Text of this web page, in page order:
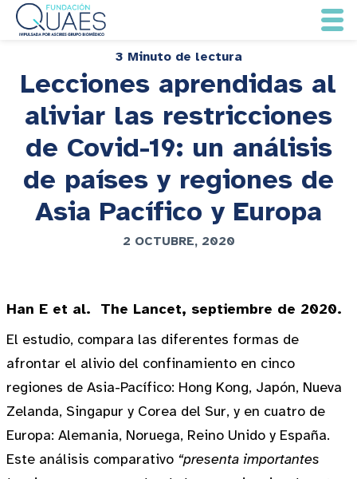
3 Minuto de lectura
Lecciones aprendidas al
aliviar las restricciones
de Covid-19: un análisis
de países y regiones de
Asia Pacífico y Europa
2 OCTUBRE, 2020
Han E et al. The Lancet, septiembre de 2020.
El estudio, compara las diferentes formas de
afrontar el alivio del confinamiento en cinco
regiones de Asia-Pacífico: Hong Kong, Japón, Nueva
Zelanda, Singapur y Corea del Sur, y en cuatro de
Europa: Alemania, Noruega, Reino Unido y España.
Este análisis comparativo “presenta importantes